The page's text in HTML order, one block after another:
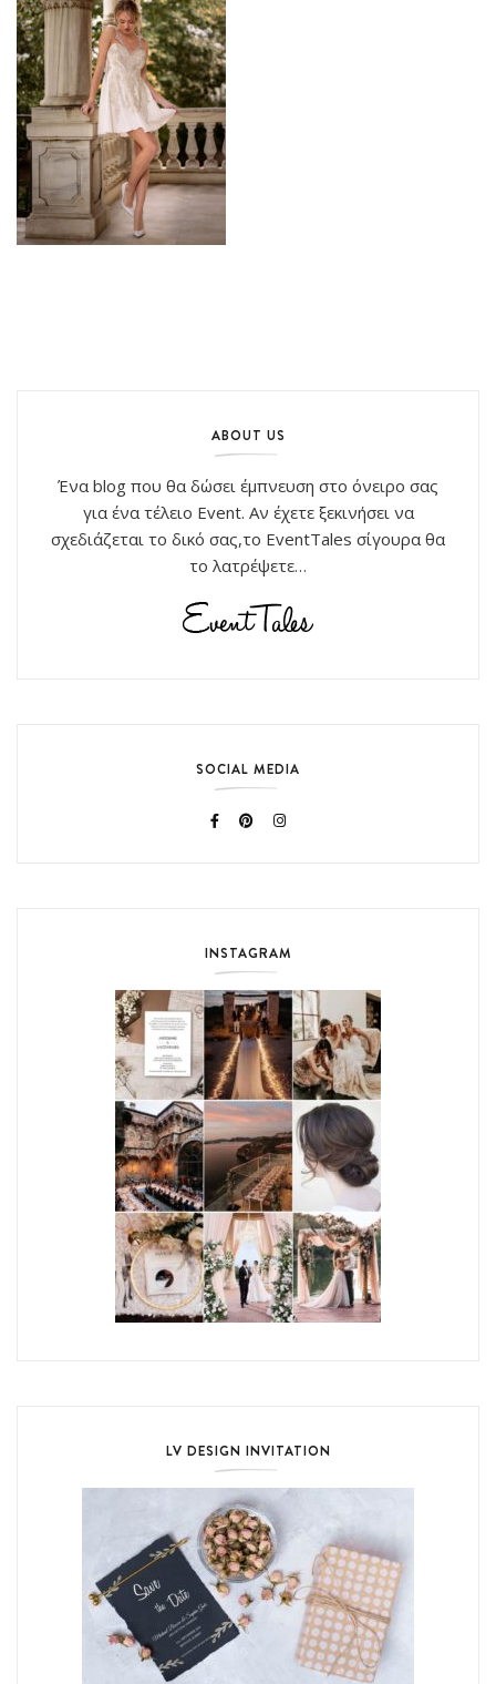
ABOUT US
Ένα blog που θα δώσει έμπνευση στο όνειρο σας
για ένα τέλειο Event. Αν έχετε ξεκινήσει να
σχεδιάζεται το δικό σας,το EventTales σίγουρα θα
το λατρέψετε…
SOCIAL MEDIA
INSTAGRAM
LV DESIGN INVITATION